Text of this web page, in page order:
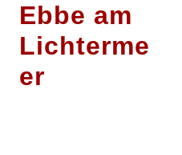
Ebbe am
Lichterme
er